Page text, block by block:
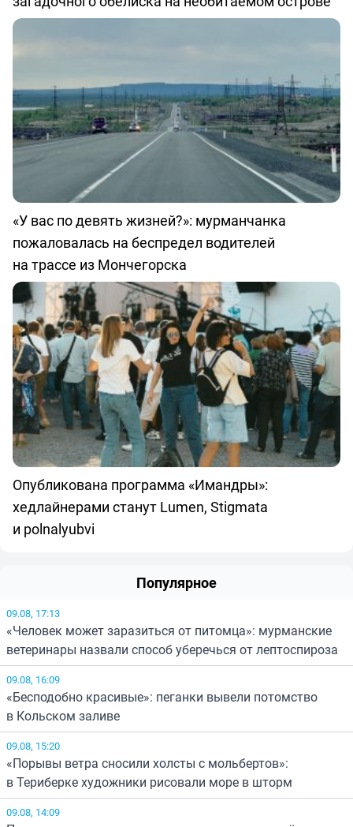
«У вас по девять жизней?»: мурманчанка
пожаловалась на беспредел водителей
на трассе из Мончегорска
Опубликована программа «Имандры»:
хедлайнерами станут Lumen, Stigmata
и polnalyubvi
Популярное
09.08, 17:13
«Человек может заразиться от питомца»: мурманские
ветеринары назвали способ уберечься от лептоспироза
09.08, 16:09
«Бесподобно красивые»: пеганки вывели потомство
в Кольском заливе
09.08, 15:20
«Порывы ветра сносили холсты с мольбертов»:
в Териберке художники рисовали море в шторм
09.08, 14:09